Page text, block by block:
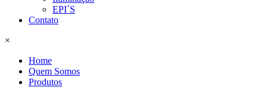
EPI´S
Contato
×
Home
Quem Somos
Produtos